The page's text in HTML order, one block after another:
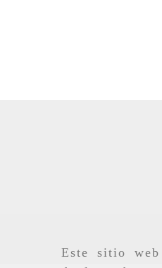
Este sitio